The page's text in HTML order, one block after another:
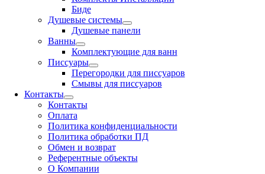
Биде
Душевые системы
Душевые панели
Ванны
Комплектующие для ванн
Писсуары
Перегородки для писсуаров
Смывы для писсуаров
Контакты
Контакты
Оплата
Политика конфиденциальности
Политика обработки ПД
Обмен и возврат
Референтные объекты
О Компании